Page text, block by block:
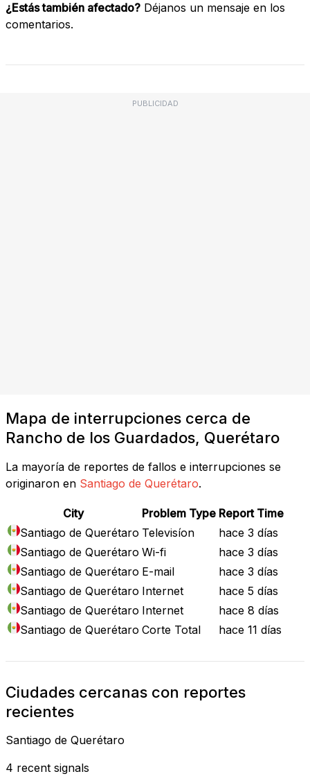
¿Estás también afectado? Déjanos un mensaje en los
comentarios.
PUBLICIDAD
Mapa de interrupciones cerca de
Rancho de los Guardados, Querétaro
La mayoría de reportes de fallos e interrupciones se
originaron en Santiago de Querétaro.
City Problem Type Report Time
Santiago de Querétaro Televisíon
hace 3 días
Santiago de Querétaro Wi-fi
hace 3 días
Santiago de Querétaro E-mail
hace 3 días
Santiago de Querétaro Internet
hace 5 días
Santiago de Querétaro Internet
hace 8 días
Santiago de Querétaro Corte Total hace 11 días
Ciudades cercanas con reportes
recientes
Santiago de Querétaro
4 recent signals